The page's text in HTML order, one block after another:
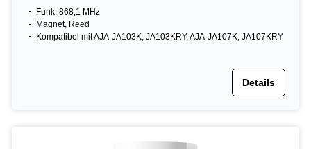
Funk, 868,1 MHz
Magnet, Reed
Kompatibel mit AJA-JA103K, JA103KRY, AJA-JA107K, JA107KRY
Details